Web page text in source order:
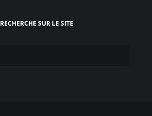
RECHERCHE SUR LE SITE